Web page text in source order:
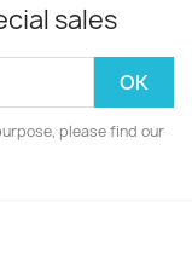
sales
please find our